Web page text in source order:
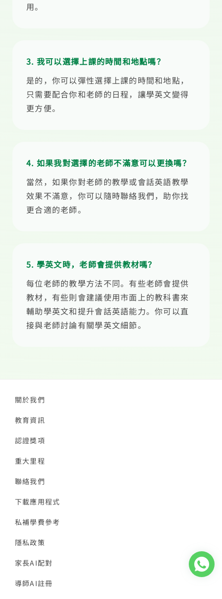
用。
3. 我可以選擇上課的時間和地點嗎？
是的，你可以彈性選擇上課的時間和地點，
只需要配合你和老師的日程，讓學英文變得
更方便。
4. 如果我對選擇的老師不滿意可以更換嗎？
當然，如果你對老師的教學或會話英語教學
效果不滿意，你可以隨時聯絡我們，助你找
更合適的老師。
5. 學英文時，老師會提供教材嗎？
每位老師的教學方法不同。有些老師會提供
教材，有些則會建議使用市面上的教科書來
輔助學英文和提升會話英語能力。你可以直
接與老師討論有關學英文細節。
關於我們
教育資訊
認證獎項
重大里程
聯絡我們
下載應用程式
私補學費參考
隱私政策
家長AI配對
導師AI註冊